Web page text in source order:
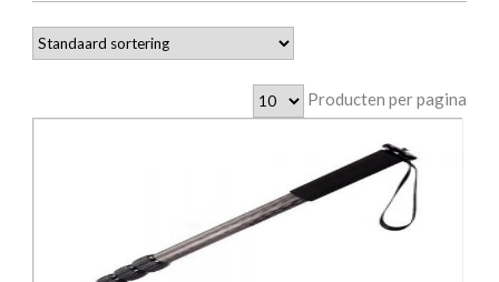
Producten per pagina